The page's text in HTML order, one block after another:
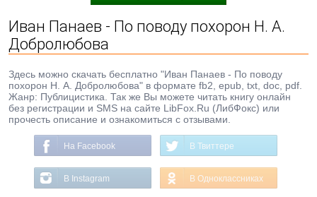
Иван Панаев - По поводу похорон Н. А.
Добролюбова
Здесь можно скачать бесплатно "Иван Панаев - По поводу
похорон Н. А. Добролюбова" в формате fb2, epub, txt, doc, pdf.
Жанр: Публицистика. Так же Вы можете читать книгу онлайн
без регистрации и SMS на сайте LibFox.Ru (ЛибФокс) или
прочесть описание и ознакомиться с отзывами.
На Facebook В Твиттере
В Instagram В Одноклассниках